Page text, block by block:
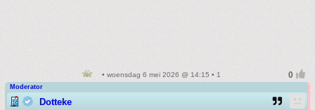
• woensdag 6 mei 2026 @ 14:15 • 1
Moderator
Dotteke